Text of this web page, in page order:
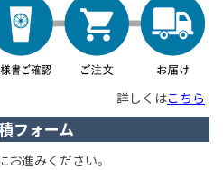
詳しくはこちら
フォーム
進みください。